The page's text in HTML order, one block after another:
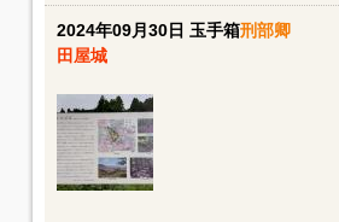
2024年09月30日 玉手箱刑部卿
田屋城